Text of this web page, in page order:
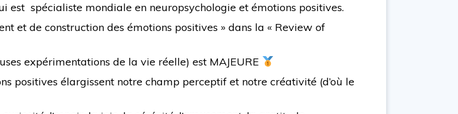
est spécialiste mondiale en neuropsychologie et émotions positives.
et de construction des émotions positives » dans la « Review of
expérimentations de la vie réelle) est MAJEURE
positives élargissent notre champ perceptif et notre créativité (d’où le